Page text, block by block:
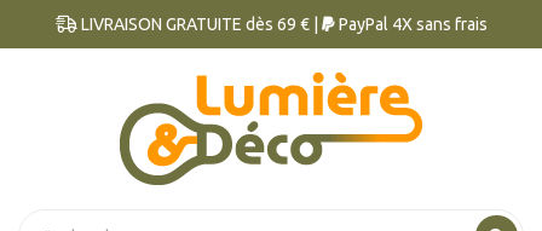
LIVRAISON GRATUITE dès 69 € | PayPal 4X sans frais